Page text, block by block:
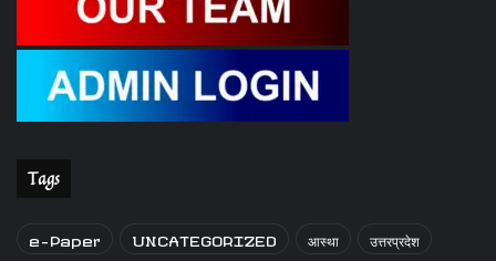
Tags
e-Paper UNCATEGORIZED आस्था उत्तरप्रदेश